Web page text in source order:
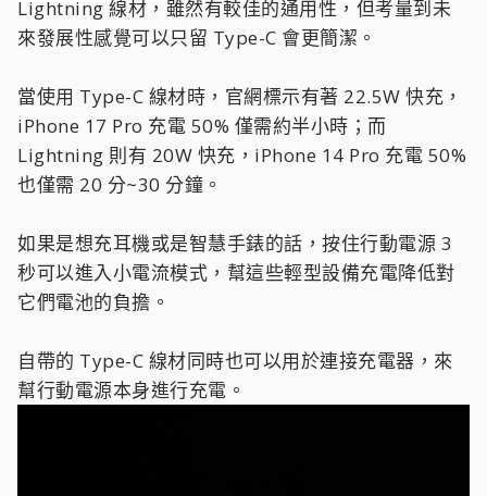
Lightning 線材，雖然有較佳的通用性，但考量到未
來發展性感覺可以只留 Type-C 會更簡潔。
當使用 Type-C 線材時，官網標示有著 22.5W 快充，
iPhone 17 Pro 充電 50% 僅需約半小時；而
Lightning 則有 20W 快充，iPhone 14 Pro 充電 50%
也僅需 20 分~30 分鐘。
如果是想充耳機或是智慧手錶的話，按住行動電源 3
秒可以進入小電流模式，幫這些輕型設備充電降低對
它們電池的負擔。
自帶的 Type-C 線材同時也可以用於連接充電器，來
幫行動電源本身進行充電。